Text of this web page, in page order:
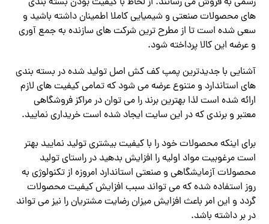
های محصولات صنعتی و شیمیایی کاملا اطمینان داشته باشید و
سعی شده است تا از مطرح ترین شرکت های سازنده به جمع آوری
و عرضه این کالا پرداخته شود.
آشنایی با جدیدترین پمپ کف کش اصلتولید شده در بسته بندی
های استاندارد و متنوع عرضه می شود که تمامی کیفیت های لازم
ارائه شده است لذا بهترین برند را می توان در مراکز فروشگاهی
معتبر و برندی که در این سایت ایجاد شده است خریداری نمایید.
برای اینکه محصولات خود را با کیفیت بیشتری تولید نمایید بهتر
است مرغوبیت مواد اولیه را افزایش بدهید در راستای تولید
محصولات آزمایشگاهی و صنعتی استاندارد امروزه از تکنولوژی به
روز استفاده شده که می تواند سبب افزایش کیفیت محصولات
گردد و این امر باعث افزایش میزان رضایت مشتریان را نیز می تواند
در بر داشته باشد.